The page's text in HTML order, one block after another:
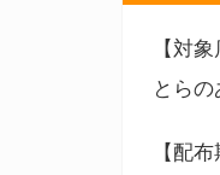
【対象
とら
【配布